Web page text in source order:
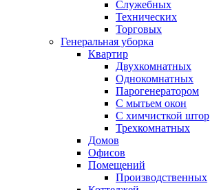
Служебных
Технических
Торговых
Генеральная уборка
Квартир
Двухкомнатных
Однокомнатных
Парогенератором
С мытьем окон
С химчисткой штор
Трехкомнатных
Домов
Офисов
Помещений
Производственных